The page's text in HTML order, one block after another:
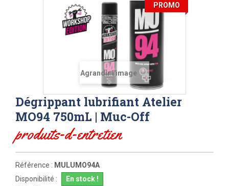
PROMO
Agrandir l'image
Dégrippant lubrifiant Atelier
MO94 750mL | Muc-Off
produits-d-entretien
Référence : MULUMO94A
Disponibilité :
En stock !